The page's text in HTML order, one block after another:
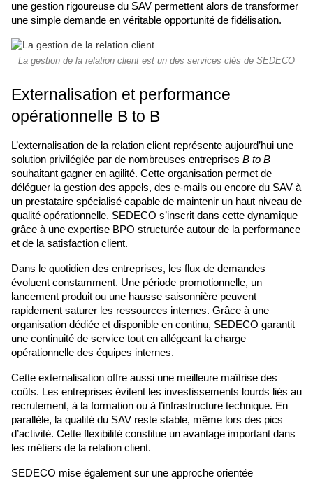
une gestion rigoureuse du SAV permettent alors de transformer
une simple demande en véritable opportunité de fidélisation.
La gestion de la relation client est un des services clés de SEDECO
Externalisation et performance
opérationnelle B to B
L’externalisation de la relation client représente aujourd’hui une
solution privilégiée par de nombreuses entreprises B to B
souhaitant gagner en agilité. Cette organisation permet de
déléguer la gestion des appels, des e-mails ou encore du SAV à
un prestataire spécialisé capable de maintenir un haut niveau de
qualité opérationnelle. SEDECO s’inscrit dans cette dynamique
grâce à une expertise BPO structurée autour de la performance
et de la satisfaction client.
Dans le quotidien des entreprises, les flux de demandes
évoluent constamment. Une période promotionnelle, un
lancement produit ou une hausse saisonnière peuvent
rapidement saturer les ressources internes. Grâce à une
organisation dédiée et disponible en continu, SEDECO garantit
une continuité de service tout en allégeant la charge
opérationnelle des équipes internes.
Cette externalisation offre aussi une meilleure maîtrise des
coûts. Les entreprises évitent les investissements lourds liés au
recrutement, à la formation ou à l’infrastructure technique. En
parallèle, la qualité du SAV reste stable, même lors des pics
d’activité. Cette flexibilité constitue un avantage important dans
les métiers de la relation client.
SEDECO mise également sur une approche orientée